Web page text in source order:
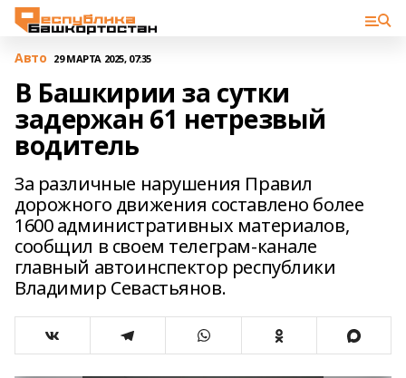
Авто 29 МАРТА 2025, 07:35
В Башкирии за сутки
задержан 61 нетрезвый
водитель
За различные нарушения Правил
дорожного движения составлено более
1600 административных материалов,
сообщил в своем телеграм-канале
главный автоинспектор республики
Владимир Севастьянов.